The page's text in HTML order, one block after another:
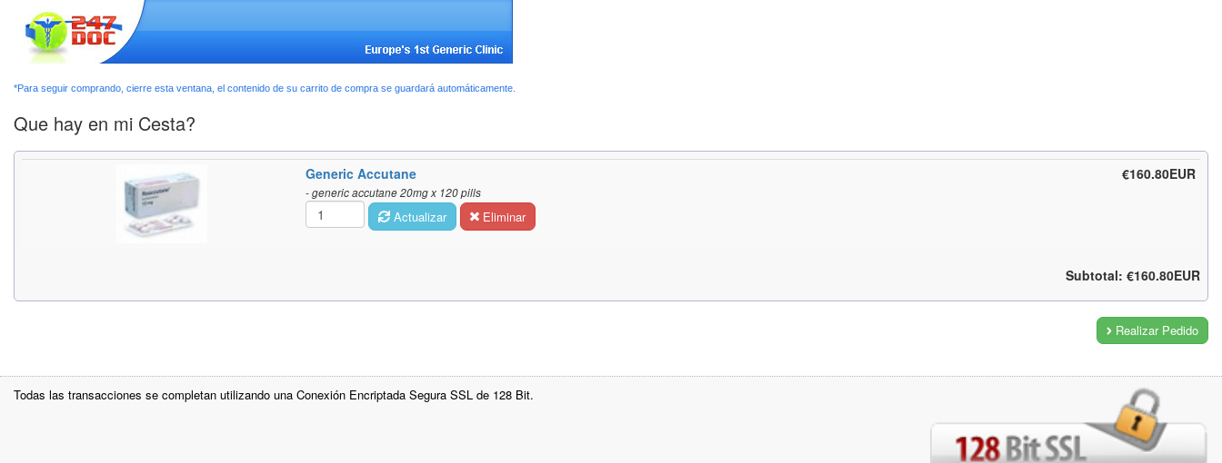
*Para seguir comprando, cierre esta ventana, el contenido de su carrito de compra se guardará automáticamente.
Que hay en mi Cesta?
Generic Accutane
- generic accutane 20mg x 120 pills
Actualizar Eliminar
€160.80EUR
Subtotal: €160.80EUR
Realizar Pedido
Todas las transacciones se completan utilizando una Conexión Encriptada Segura SSL de 128 Bit.